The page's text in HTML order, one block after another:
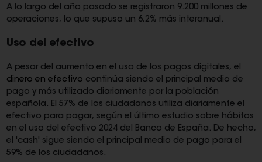
A lo largo del año pasado se registraron 9.200 millones de
operaciones, lo que supuso un 6,2% más interanual.
Uso del efectivo
A pesar del aumento en el uso de los pagos digitales, el
dinero en efectivo continúa siendo el principal medio de
pago y más utilizado diariamente por la población
española. El 57% de los ciudadanos utiliza diariamente el
efectivo para pagar, según el último estudio sobre hábitos
en el uso del efectivo 2024 del Banco de España. De hecho,
el 'cash' sigue siendo el principal medio de pago para el
59% de los ciudadanos.